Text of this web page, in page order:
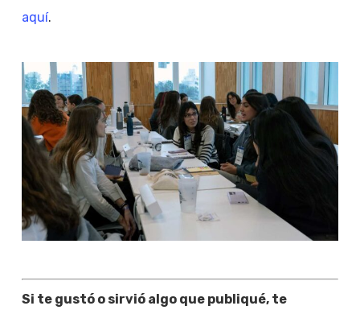
aquí.
Si te gustó o sirvió algo que publiqué, te